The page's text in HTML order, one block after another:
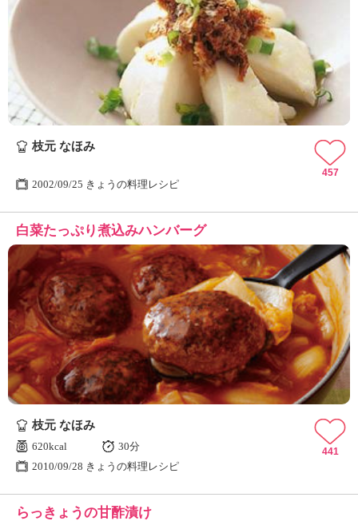
枝元 なほみ
2002/09/25 きょうの料理レシピ
457
白菜たっぷり煮込みハンバーグ
枝元 なほみ
620kcal
30分
2010/09/28 きょうの料理レシピ
441
らっきょうの甘酢漬け